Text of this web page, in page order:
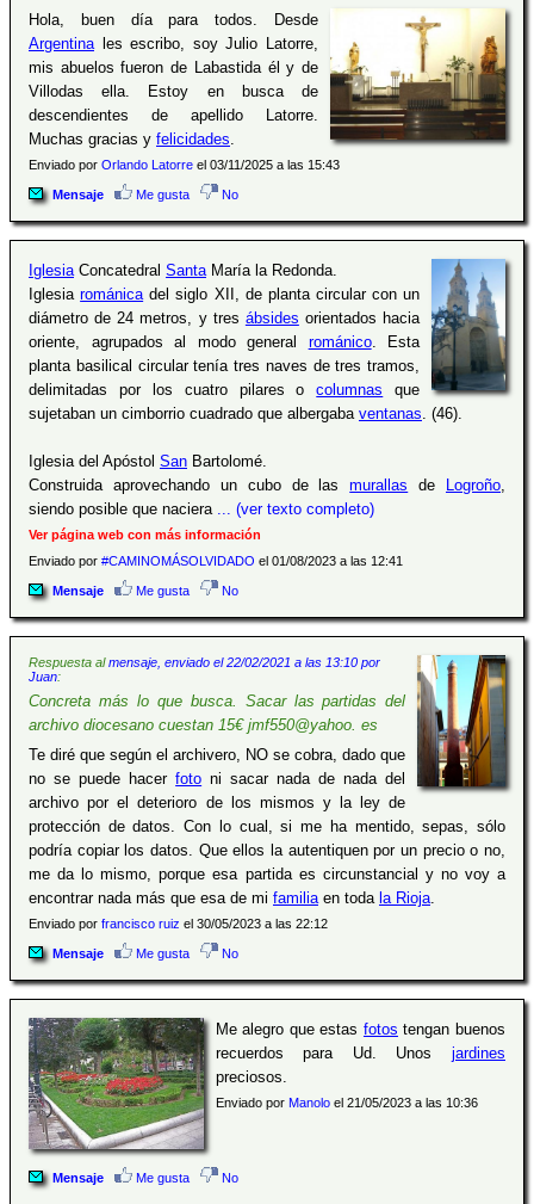
Hola, buen día para todos. Desde
Argentinales escribo, soy Julio Latorre,
mis abuelos fueron de Labastida él y de
Villodas ella. Estoy en busca de
descendientes de apellido Latorre.
Muchas gracias y felicidades.
Enviado por Orlando Latorre el 03/11/2025 a las 15:43
Mensaje Me gusta No
IglesiaConcatedral SantaMaría la Redonda.
Iglesiarománicadel siglo XII, de planta circular con un
diámetro de 24 metros, y tres ábsides orientados hacia
oriente, agrupados al modo general románico. Esta
planta basilical circular tenía tres naves de tres tramos,
delimitadas por los cuatro pilares ocolumnas que
sujetaban un cimborrio cuadrado que albergaba ventanas. (46).
Iglesia del Apóstol San Bartolomé.
Construida aprovechando un cubo de lasmurallas de Logroño,
siendo posible que naciera ... (ver texto completo)
Ver página web con más información
Enviado por #CAMINOMÁSOLVIDADO el 01/08/2023 a las 12:41
Mensaje Me gusta No
Respuesta almensaje, enviado el 22/02/2021 a las 13:10 por
Juan:
Concreta más lo que busca. Sacar las partidas del
archivo diocesano cuestan 15€ jmf550@yahoo. es
Te diré que según el archivero, NO se cobra, dado que
no se puede hacerfoto ni sacar nada de nada del
archivo por el deterioro de los mismos y la ley de
protección de datos. Con lo cual, si me ha mentido, sepas, sólo
podría copiar los datos. Que ellos la autentiquen por un precio o no,
me da lo mismo, porque esa partida es circunstancial y no voy a
encontrar nada más que esa de mi familiaen toda la Rioja.
Enviado por francisco ruiz el 30/05/2023 a las 22:12
Mensaje Me gusta No
Me alegro que estas fotos tengan buenos
recuerdos para Ud. Unos jardines
preciosos.
Enviado por Manoloel 21/05/2023 a las 10:36
Mensaje Me gusta No